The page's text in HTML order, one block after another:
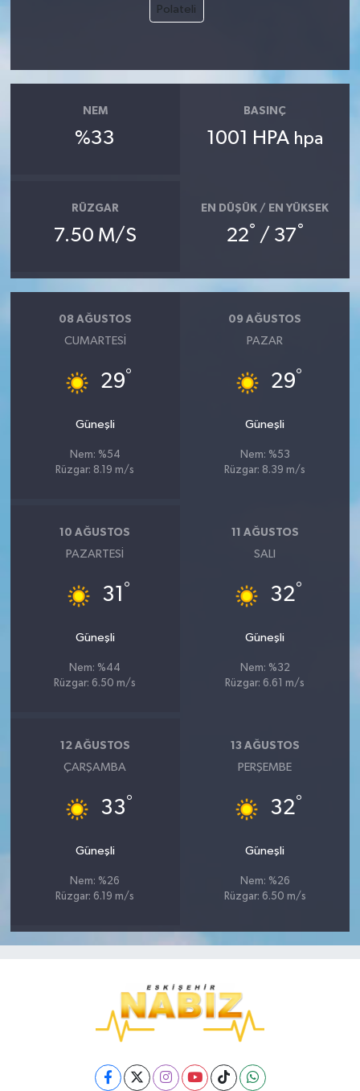
Polateli
NEM
%33
BASINÇ
1001 HPA hpa
RÜZGAR
7.50 M/S
EN DÜŞÜK / EN YÜKSEK
22° / 37°
08 AĞUSTOS
CUMARTESI
29°
Güneşli
Nem: %54
Rüzgar: 8.19 m/s
09 AĞUSTOS
PAZAR
29°
Güneşli
Nem: %53
Rüzgar: 8.39 m/s
10 AĞUSTOS
PAZARTESI
31 °
Güneşli
Nem: %44
Rüzgar: 6.50 m/s
11 AĞUSTOS
SALI
32°
Güneşli
Nem: %32
Rüzgar: 6.61 m/s
12 AĞUSTOS
ÇARŞAMBA
33°
Güneşli
Nem: %26
Rüzgar: 6.19 m/s
13 AĞUSTOS
PERŞEMBE
32°
Güneşli
Nem: %26
Rüzgar: 6.50 m/s